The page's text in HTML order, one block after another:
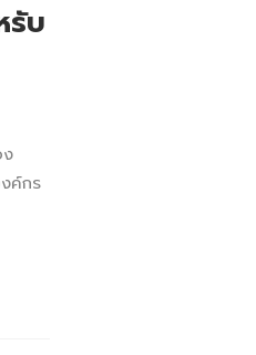
รับ
ค์กร